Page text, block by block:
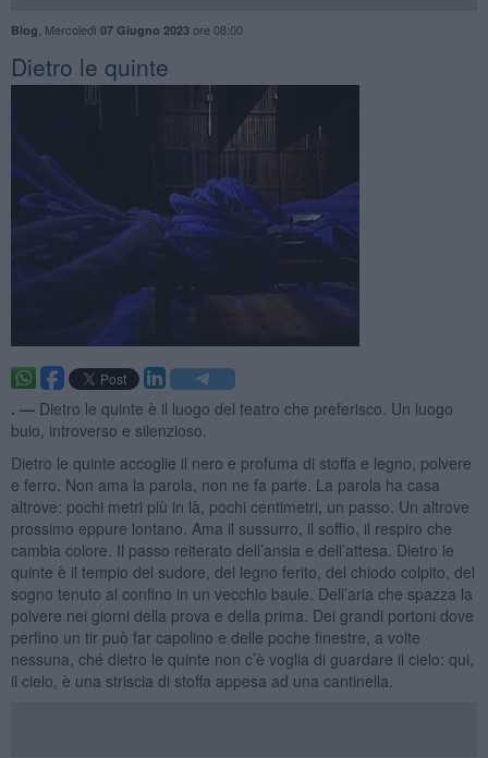
Blog Mercoledì 07 Giugno 2023ore 08:00
​Dietro le quinte
. — Dietro le quinte è il luogo del teatro che preferisco. Un luogo
buio, introverso e silenzioso.
Dietro le quinte accoglie il nero e profuma di stoffa e legno, polvere
e ferro. Non ama la parola, non ne fa parte. La parola ha casa
altrove: pochi metri più in là, pochi centimetri, un passo. Un altrove
prossimo eppure lontano. Ama il sussurro, il soffio, il respiro che
cambia colore. Il passo reiterato dell’ansia e dell’attesa. Dietro le
quinte è il tempio del sudore, del legno ferito, del chiodo colpito, del
sogno tenuto al confino in un vecchio baule. Dell’aria che spazza la
polvere nei giorni della prova e della prima. Dei grandi portoni dove
perfino un tir può far capolino e delle poche finestre, a volte
nessuna, ché dietro le quinte non c’è voglia di guardare il cielo: qui,
il cielo, è una striscia di stoffa appesa ad una cantinella.